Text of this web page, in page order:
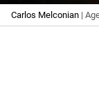
Carlos Melconian |